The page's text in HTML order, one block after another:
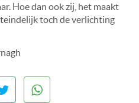
Hoe dan ook zij, het maakt
toch de verlichting